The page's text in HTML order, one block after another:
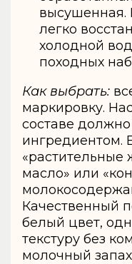
высушенная.
легко
холодной
походных
Как выбрать:
маркировку.
составе
ингредиентом.
«растительные
масло» или
Качественный
белый цвет,
текстуру без
молочный